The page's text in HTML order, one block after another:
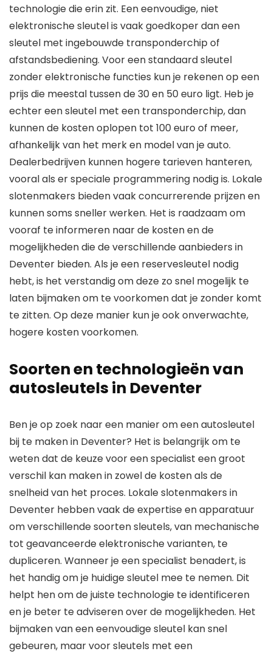
technologie die erin zit. Een eenvoudige, niet
elektronische sleutel is vaak goedkoper dan een
sleutel met ingebouwde transponderchip of
afstandsbediening. Voor een standaard sleutel
zonder elektronische functies kun je rekenen op een
prijs die meestal tussen de 30 en 50 euro ligt. Heb je
echter een sleutel met een transponderchip, dan
kunnen de kosten oplopen tot 100 euro of meer,
afhankelijk van het merk en model van je auto.
Dealerbedrijven kunnen hogere tarieven hanteren,
vooral als er speciale programmering nodig is. Lokale
slotenmakers bieden vaak concurrerende prijzen en
kunnen soms sneller werken. Het is raadzaam om
vooraf te informeren naar de kosten en de
mogelijkheden die de verschillende aanbieders in
Deventer bieden. Als je een reservesleutel nodig
hebt, is het verstandig om deze zo snel mogelijk te
laten bijmaken om te voorkomen dat je zonder komt
te zitten. Op deze manier kun je ook onverwachte,
hogere kosten voorkomen.
Soorten en technologieën van
autosleutels in Deventer
Ben je op zoek naar een manier om een autosleutel
bij te maken in Deventer? Het is belangrijk om te
weten dat de keuze voor een specialist een groot
verschil kan maken in zowel de kosten als de
snelheid van het proces. Lokale slotenmakers in
Deventer hebben vaak de expertise en apparatuur
om verschillende soorten sleutels, van mechanische
tot geavanceerde elektronische varianten, te
dupliceren. Wanneer je een specialist benadert, is
het handig om je huidige sleutel mee te nemen. Dit
helpt hen om de juiste technologie te identificeren
en je beter te adviseren over de mogelijkheden. Het
bijmaken van een eenvoudige sleutel kan snel
gebeuren, maar voor sleutels met een